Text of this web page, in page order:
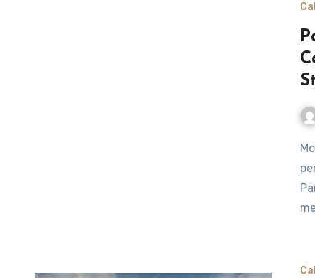
Mode zombie di Call of Duty Black Ops menawarkan